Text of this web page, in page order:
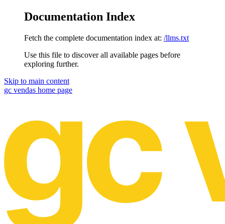
Documentation Index
Fetch the complete documentation index at: /llms.txt
Use this file to discover all available pages before
exploring further.
Skip to main content
gc vendas home page